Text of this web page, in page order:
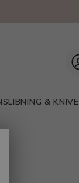
& KNIVE